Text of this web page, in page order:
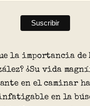
la importancia de
¿Su vida
en el caminar
en la